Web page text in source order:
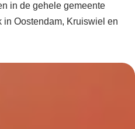
in de gehele gemeente
in Oostendam, Kruiswiel en